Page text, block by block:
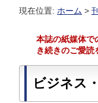
現在位置: ホーム >
本誌の紙媒体で
き続きのご愛読
ビジネス